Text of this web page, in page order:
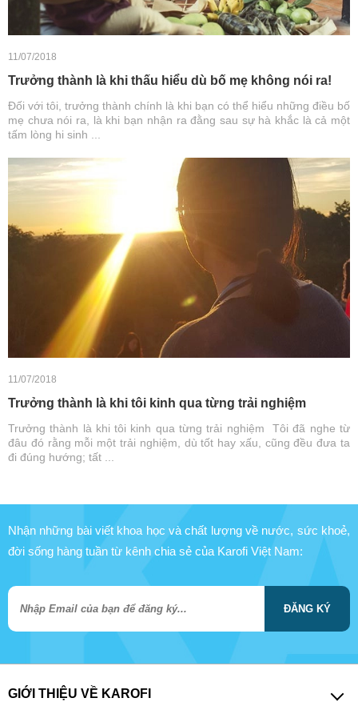
11/07/2018
Trưởng thành là khi thấu hiểu dù bố mẹ không nói ra!
Đối với tôi, trưởng thành chính là khi bạn có thể hiểu những điều bố
mẹ chưa nói ra, là khi bạn nhận ra đằng sau sự hà khắc là cả một
tấm lòng hi sinh ...
11/07/2018
Trưởng thành là khi tôi kinh qua từng trải nghiệm
Trưởng thành là khi tôi kinh qua từng trải nghiệm Tôi đã nghe từ
đâu đó rằng mỗi một trải nghiệm, dù tốt hay xấu, cũng đều đưa ta
đi đúng hướng; tất ...
Nhận những bài viết khoa học và chất lượng về nước, sức khoẻ,
đời sống hàng tuần từ kênh chia sẻ của Karofi Việt Nam:
ĐĂNG KÝ
GIỚI THIỆU VỀ KAROFI